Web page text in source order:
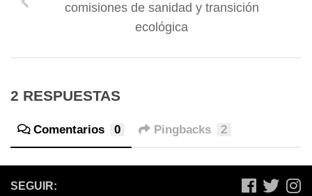
comisiones de sanidad y transición
ecológica
2 RESPUESTAS
Comentarios 0 Pingbacks 2
SEGUIR: